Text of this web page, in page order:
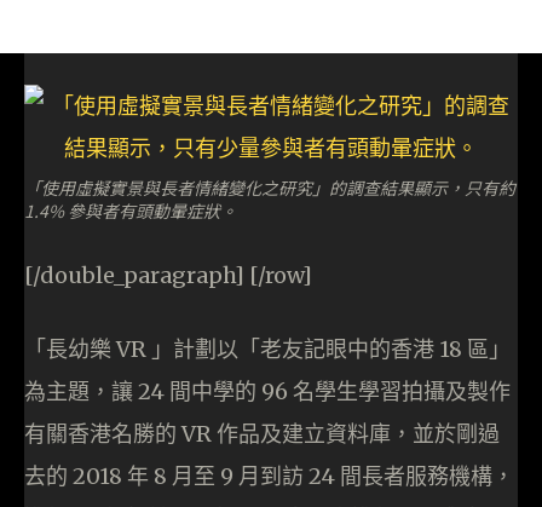
「使用虛擬實景與長者情緒變化之研究」的調查結果顯示，只有約
1.4% 參與者有頭動暈症狀。
[/double_paragraph] [/row]
「長幼樂 VR 」計劃以「老友記眼中的香港 18 區」
為主題，讓 24 間中學的 96 名學生學習拍攝及製作
有關香港名勝的 VR 作品及建立資料庫，並於剛過
去的 2018 年 8 月至 9 月到訪 24 間長者服務機構，